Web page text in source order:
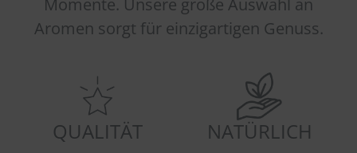
Aromen sorgt für einzigartigen Genuss.
QUALITÄT NATÜRLICH